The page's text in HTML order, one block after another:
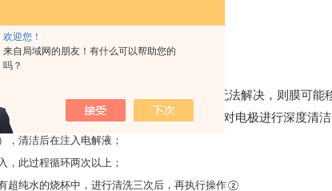
欢迎您！
来自局域网的朋友！有什么可以帮助您的
吗？
大）；
敲氧探头使电解液流动。若轻敲探头也无法解决，则膜可能
微生物等，可在换膜过程第（3）步后，对电极进行深度清
，清洁后在注入电解液；
，此过程循环两次以上；
超纯水的烧杯中，进行清洗三次后，再执行操作②